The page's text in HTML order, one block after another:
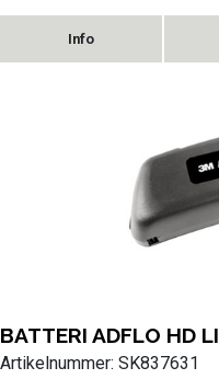
BATTERI ADFLO HD LI
Artikelnummer: SK837631